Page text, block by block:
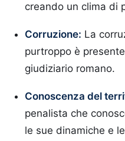
creando un clima di
Corruzione: La
purtroppo è
giudiziario romano.
Conoscenza del
penalista che
le sue dinamiche e